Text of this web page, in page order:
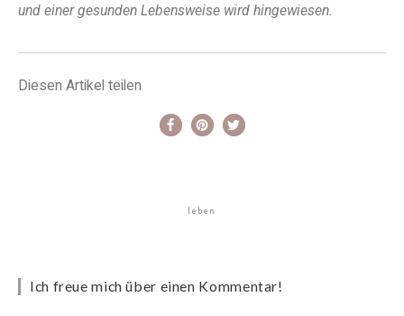
und einer gesunden Lebensweise wird hingewiesen.
Diesen Artikel teilen
leben
Ich freue mich über einen Kommentar!